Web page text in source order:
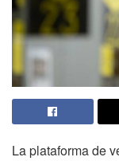
La plataforma de